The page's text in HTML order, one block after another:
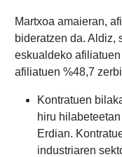
Martxoa amaieran,
bideratzen da. Aldiz,
eskualdeko
afiliatuen %48,7
Kontratuen
hiru
Erdian.
industriaren